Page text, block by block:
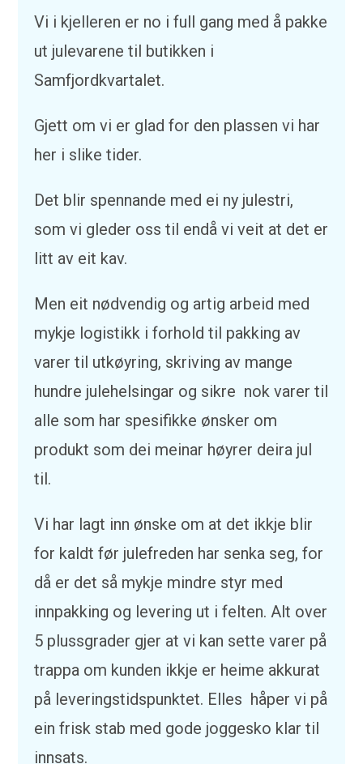
Vi i kjelleren er no i full gang med å pakke
ut julevarene til butikken i
Samfjordkvartalet.
Gjett om vi er glad for den plassen vi har
her i slike tider.
Det blir spennande med ei ny julestri,
som vi gleder oss til endå vi veit at det er
litt av eit kav.
Men eit nødvendig og artig arbeid med
mykje logistikk i forhold til pakking av
varer til utkøyring, skriving av mange
hundre julehelsingar og sikre nok varer til
alle som har spesifikke ønsker om
produkt som dei meinar høyrer deira jul
til.
Vi har lagt inn ønske om at det ikkje blir
for kaldt før julefreden har senka seg, for
då er det så mykje mindre styr med
innpakking og levering ut i felten. Alt over
5 plussgrader gjer at vi kan sette varer på
trappa om kunden ikkje er heime akkurat
på leveringstidspunktet. Elles håper vi på
ein frisk stab med gode joggesko klar til
innsats.